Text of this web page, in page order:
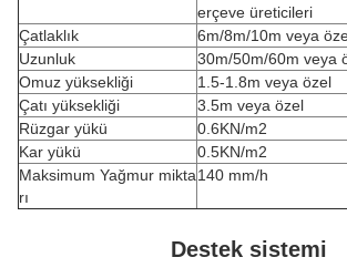
erçeve üreticileri
Çatlaklık
6m/8m/10m veya
Uzunluk
30m/50m/60m veya
Omuz yüksekliği
1.5-1.8m veya özel
Çatı yüksekliği
3.5m veya özel
Rüzgar yükü
0.6KN/m2
Kar yükü
0.5KN/m2
Maksimum Yağmur mikta
rı
140 mm/h
Destek sistemi